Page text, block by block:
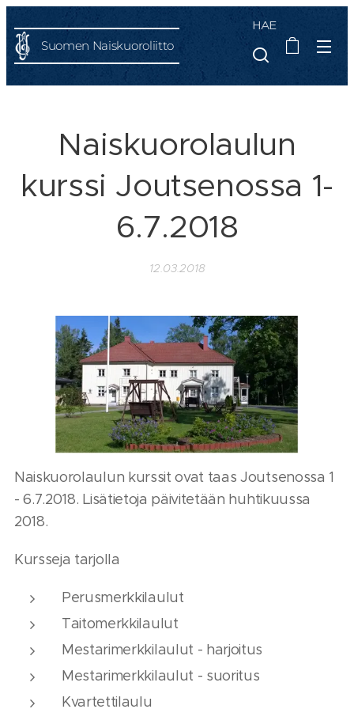
Suomen Naiskuoroliitto
HAE
Naiskuorolaulun
kurssi Joutsenossa 1-
6.7.2018
12.03.2018
Naiskuorolaulun kurssit ovat taas Joutsenossa 1
- 6.7.2018. Lisätietoja päivitetään huhtikuussa
2018.
Kursseja tarjolla
Perusmerkkilaulut
Taitomerkkilaulut
Mestarimerkkilaulut - harjoitus
Mestarimerkkilaulut - suoritus
Kvartettilaulu